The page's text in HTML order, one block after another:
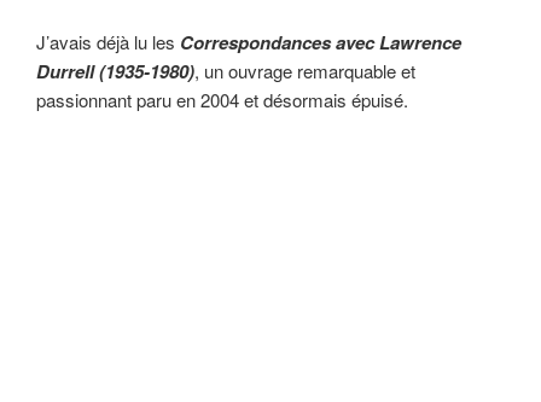
J’avais déjà lu les Correspondances avec Lawrence
Durrell (1935-1980), un ouvrage remarquable et
passionnant paru en 2004 et désormais épuisé.